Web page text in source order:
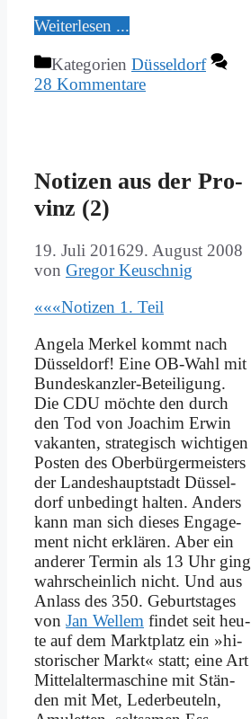
Wei­ter­le­sen ...
Kategorien Düsseldorf
28 Kommentare
No­ti­zen aus der Pro­
vinz (2)
19. Juli 201629. August 2008
von Gregor Keuschnig
«««No­ti­zen 1. Teil
An­ge­la Mer­kel kommt nach
Düs­sel­dorf! Ei­ne OB-Wahl mit
Bun­des­kanz­ler-Be­tei­li­gung.
Die CDU möch­te den durch
den Tod von Joa­chim Er­win
va­kan­ten, stra­te­gisch wich­ti­gen
Po­sten des Ober­bür­ger­mei­sters
der Lan­des­haupt­stadt Düs­sel­
dorf un­be­dingt hal­ten. An­ders
kann man sich die­ses En­ga­ge­
ment nicht er­klä­ren. Aber ein
an­de­rer Ter­min als 13 Uhr ging
wahr­schein­lich nicht. Und aus
An­lass des 350. Ge­burts­ta­ges
von Jan Wel­lem fin­det seit heu­
te auf dem Markt­platz ein »hi­
sto­ri­scher Markt« statt; ei­ne Art
Mittel­altermaschine mit Stän­
den mit Met, Le­der­beu­teln,